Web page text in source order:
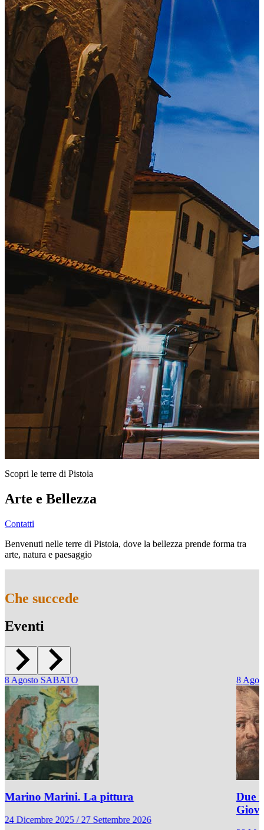
Scopri le terre di Pistoia
Arte e Bellezza
Contatti
Benvenuti nelle terre di Pistoia, dove la bellezza prende forma tra
arte, natura e paesaggio
Che succede
Eventi
8Agosto SABATO
Marino Marini. La pittura
24 Dicembre 2025 / 27 Settembre 2026
8
Due